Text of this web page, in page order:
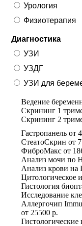
Урология
Физиотерапия
Диагностика
УЗИ
УЗДГ
УЗИ для
Ведение
Скрининг 1
Скрининг 2
Гастропанель от
СтеатоСкрин от
ФиброМакс от
Анализ мочи по
Анализ крови
Цитологическое
Гистология
Исследование
Аллергочип
от 25500 р.
Гистологические